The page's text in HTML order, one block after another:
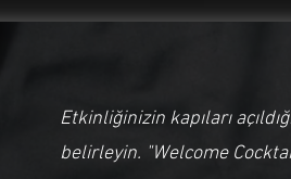
Etkinliğinizin kapıları
belirleyin. "Welcome